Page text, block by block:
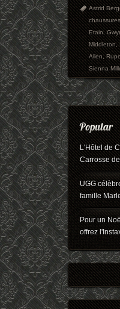
Astrid
chaussures
Etain,
Middleton,
Allen,
Sienna
L'Hôtel de
Carrosse
UGG
famille
Pour un
offrez